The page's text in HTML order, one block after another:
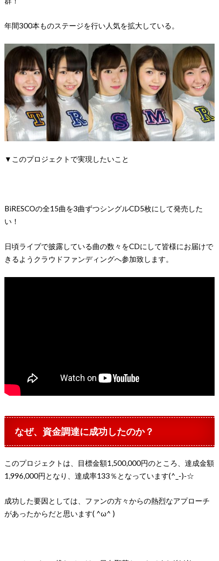
年間300本ものステージを行い人気を拡大している。
▼このプロジェクトで実現したいこと
BiRESCOの全15曲を3曲ずつシングルCD5枚にして発売した
い！
日頃ライブで披露している曲の数々をCDにして皆様にお届けで
きるようクラウドファンディングへ参加致します。
なぜ、資金調達に成功したのか？
このプロジェクトは、目標金額1,500,000円のところ、達成金額
1,996,000円となり、達成率133％となっています(^_-)-☆
成功した要因としては、ファンの方々からの熱烈なアプローチ
があったからだと思います( ^ω^ )